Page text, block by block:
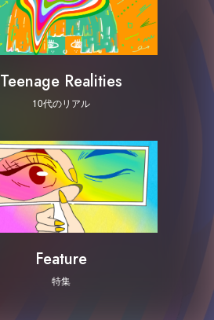
Teenage Realities
10代のリアル
Feature
特集